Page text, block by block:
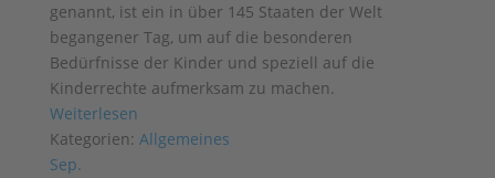
genannt, ist ein in über 145 Staaten der Welt
begangener Tag, um auf die besonderen
Bedürfnisse der Kinder und speziell auf die
Kinderrechte aufmerksam zu machen.
Weiterlesen
Kategorien: Allgemeines
Sep.